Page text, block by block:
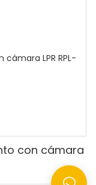
con cámara